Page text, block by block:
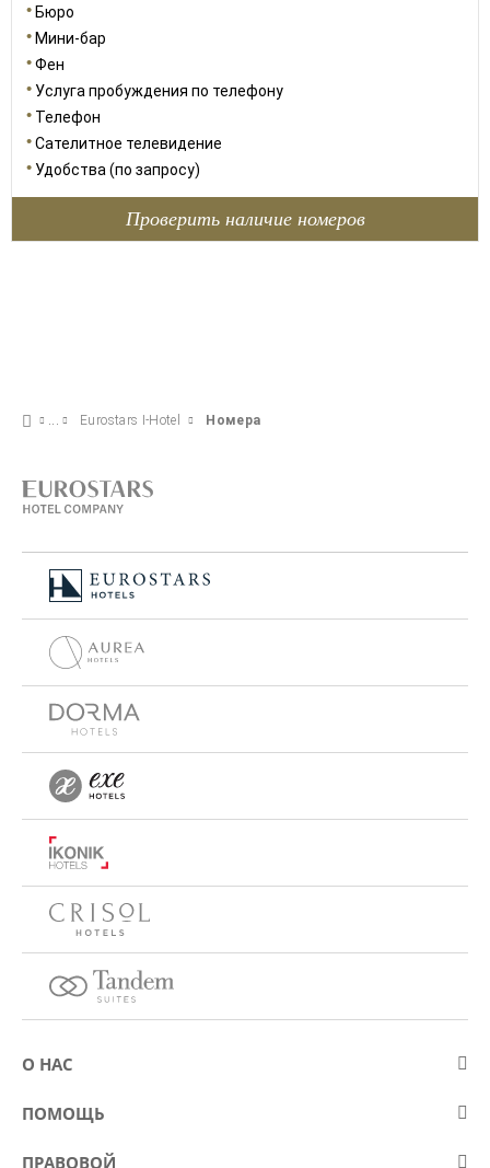
Бюро
Мини-бар
Фен
Услуга пробуждения по телефону
Телефон
Сателитное телевидение
Удобства (по запросу)
Проверить наличие номеров
Eurostars I-Hotel Номера
О НАС
О компании Eurostars Hotel Company
ПОМОЩЬ
Контакт
ПРАВОВОЙ